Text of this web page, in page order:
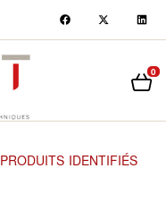
0
PRODUITS IDENTIFIÉS